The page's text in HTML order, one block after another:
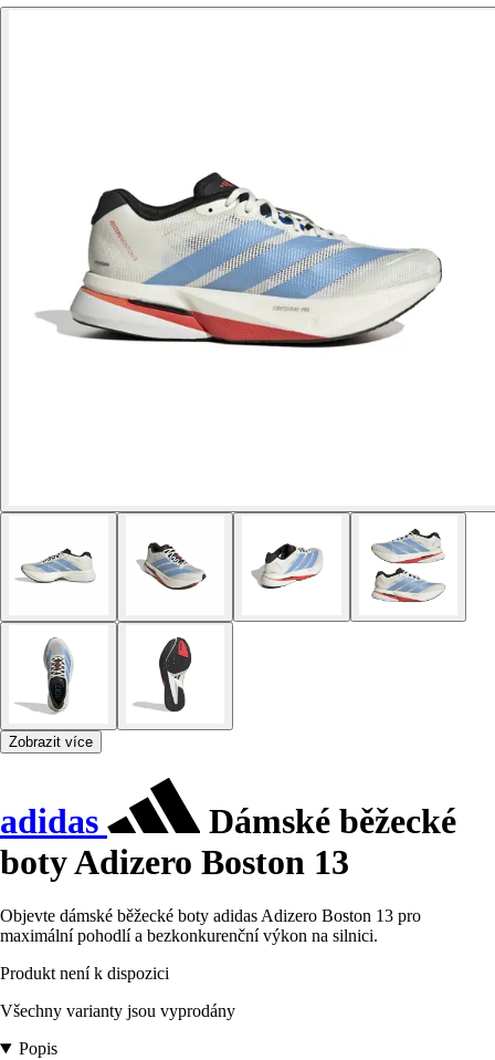
Zobrazit více
adidas
Dámské běžecké
boty Adizero Boston 13
Objevte dámské běžecké boty adidas Adizero Boston 13 pro
maximální pohodlí a bezkonkurenční výkon na silnici.
Produkt není k dispozici
Všechny varianty jsou vyprodány
Popis